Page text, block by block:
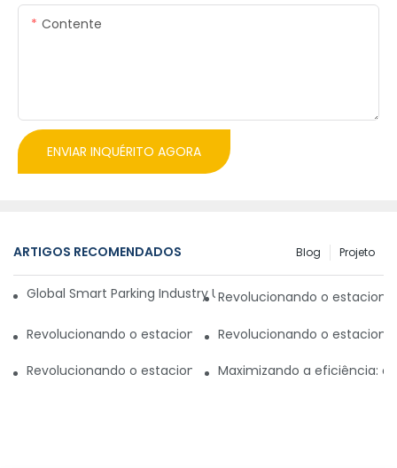
Contente
ENVIAR INQUÉRITO AGORA
ARTIGOS RECOMENDADOS Projeto
Blog
Global Smart Parking Industry Update for Third Quarter of
Revolucionando o
Revolucionando o estacionamento com um sistema
Revolucionando o
Revolucionando o estacionamento no Paquistão: novo
Maximizando a eficiência: